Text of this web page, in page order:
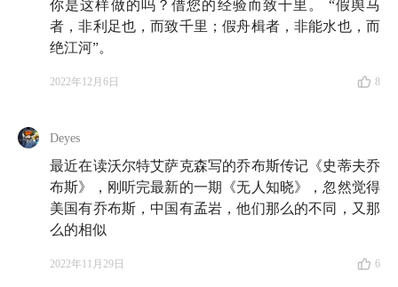
你是这样做的吗？借您的经验而致千里。 “假舆马
者，非利足也，而致千里；假舟楫者，非能水也，而
绝江河”。
2022年12月6日 8
Deyes
最近在读沃尔特艾萨克森写的乔布斯传记《史蒂夫乔
布斯》，刚听完最新的一期《无人知晓》，忽然觉得
美国有乔布斯，中国有孟岩，他们那么的不同，又那
么的相似
2022年11月29日 6